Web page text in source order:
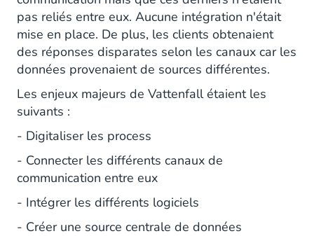
pas reliés entre eux. Aucune intégration n'était
mise en place. De plus, les clients obtenaient
des réponses disparates selon les canaux car les
données provenaient de sources différentes.
Les enjeux majeurs de Vattenfall étaient les
suivants :
- Digitaliser les process
- Connecter les différents canaux de
communication entre eux
- Intégrer les différents logiciels
- Créer une source centrale de données